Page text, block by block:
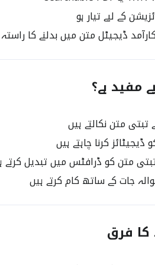
کے لیے تیار ہو
ڈیجیٹل متن میں بدلنے کا راستہ
متن نکالتے ہیں
کرنا چاہتے ہیں
تبتی متن کو ڈرافٹس میں تبدیل کرتے
جات کے ساتھ کام کرتے ہیں